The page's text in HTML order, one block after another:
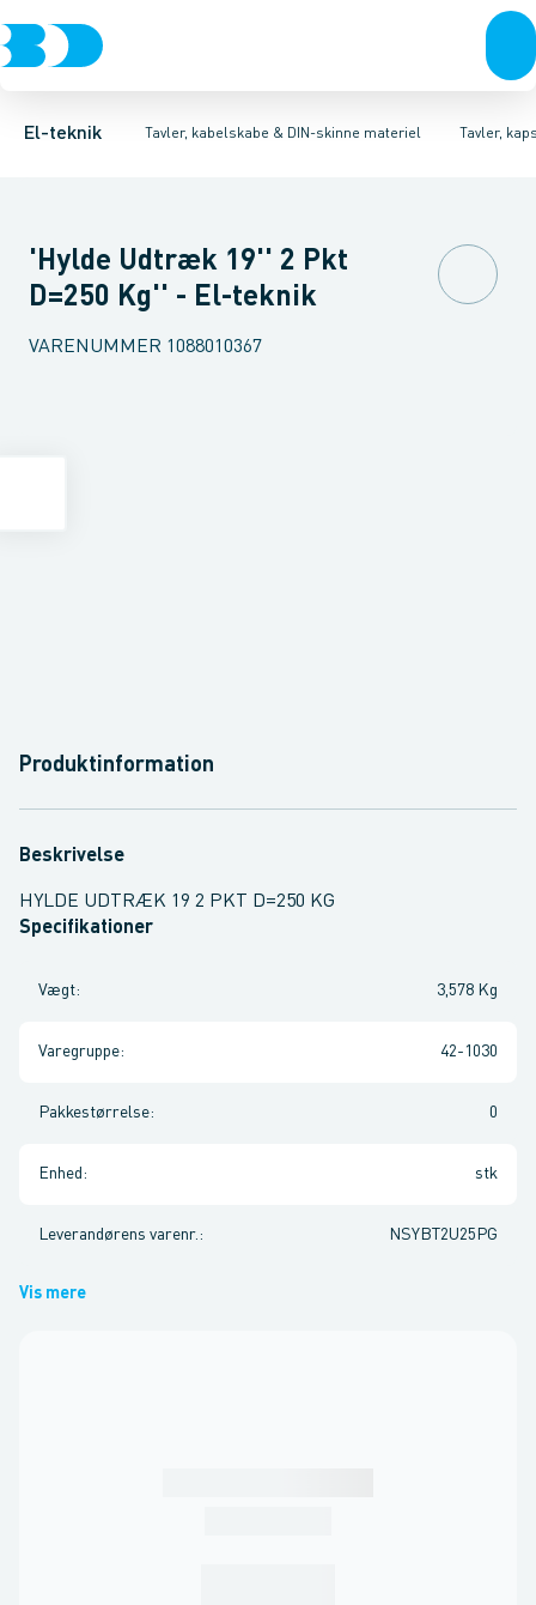
El-teknik Tavler, kabelskabe & DIN-skinne materiel
Afbrydere, stikkontakter & lampeudtagForgreningsmateriel
Tavler,
Tavler, kapsling og rackskabe Fordelings-/byggepladstavler
Ventilationsplade (indkapsling/skab)Dækplade / mærkeplade
'Hylde Udtræk 19'' 2 Pkt
D=250 Kg'' - El-teknik
VARENUMMER 1088010367
Produktinformation
Beskrivelse
HYLDE UDTRÆK 19 2 PKT D=250 KG
Specifikationer
Vægt: 3,578 Kg
Varegruppe: 42-1030
Pakkestørrelse: 0
Enhed : stk
Leverandørens varenr. : NSYBT2U25PG
Vis mere